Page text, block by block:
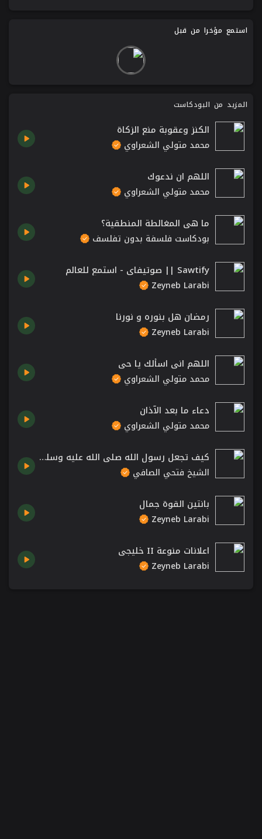
استمع مؤخرا من قبل
المزيد من البودكاست
الكنز وعقوبة منع الزكاة
محمد متولي الشعراوي
اللهم ان ندعوك
محمد متولي الشعراوي
ما هي المغالطة المنطقية؟
بودكاست فلسفة بدون تفلسف
Sawtify || صوتيفاي - استمع للعالم
Zeyneb Larabi
رمضان هل بنوره و نورنا
Zeyneb Larabi
اللهم اني اسألك يا حي
محمد متولي الشعراوي
دعاء ما بعد الآذان
محمد متولي الشعراوي
كيف تجعل رسول الله صلى الله عليه وسلم يحبك
الشيخ فتحي الصافي
بانتين القوة جمال
Zeyneb Larabi
اعلانات منوعة II خليجي
Zeyneb Larabi